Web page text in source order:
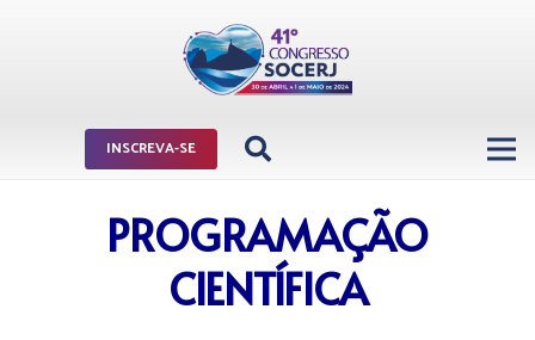
INSCREVA-SE
PROGRAMAÇÃO
CIENTÍFICA